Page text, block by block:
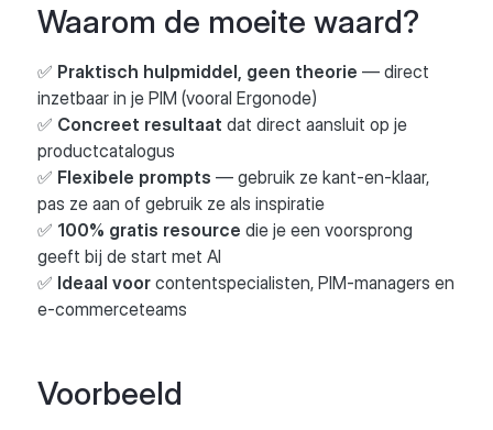
Waarom de moeite waard?
✅ Praktisch hulpmiddel, geen theorie — direct
inzetbaar in je PIM (vooral Ergonode)
✅ Concreet resultaat dat direct aansluit op je
productcatalogus
✅ Flexibele prompts — gebruik ze kant-en-klaar,
pas ze aan of gebruik ze als inspiratie
✅ 100% gratis resource die je een voorsprong
geeft bij de start met AI
✅ Ideaal voorcontentspecialisten, PIM-managers en
e-commerceteams
Voorbeeld